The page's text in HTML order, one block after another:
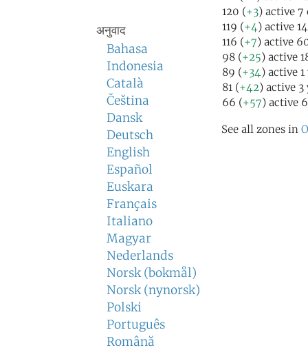
अनुवाद
Bahasa
Indonesia
Català
Čeština
Dansk
Deutsch
English
Español
Euskara
Français
Italiano
Magyar
Nederlands
Norsk (bokmål)
Norsk (nynorsk)
Polski
Português
Română
120 (+3) active 7
119 (+4) active
116 (+7) active
98 (+25) active
89 (+34) active
81 (+42) active 3
66 (+57) active
See all zones in